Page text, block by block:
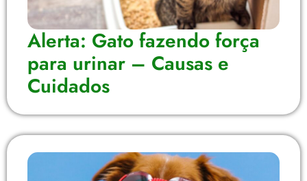
Alerta: Gato fazendo força
para urinar – Causas e
Cuidados